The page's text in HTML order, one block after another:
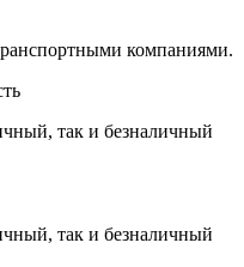
компаниями.
так и безналичный
так и безналичный